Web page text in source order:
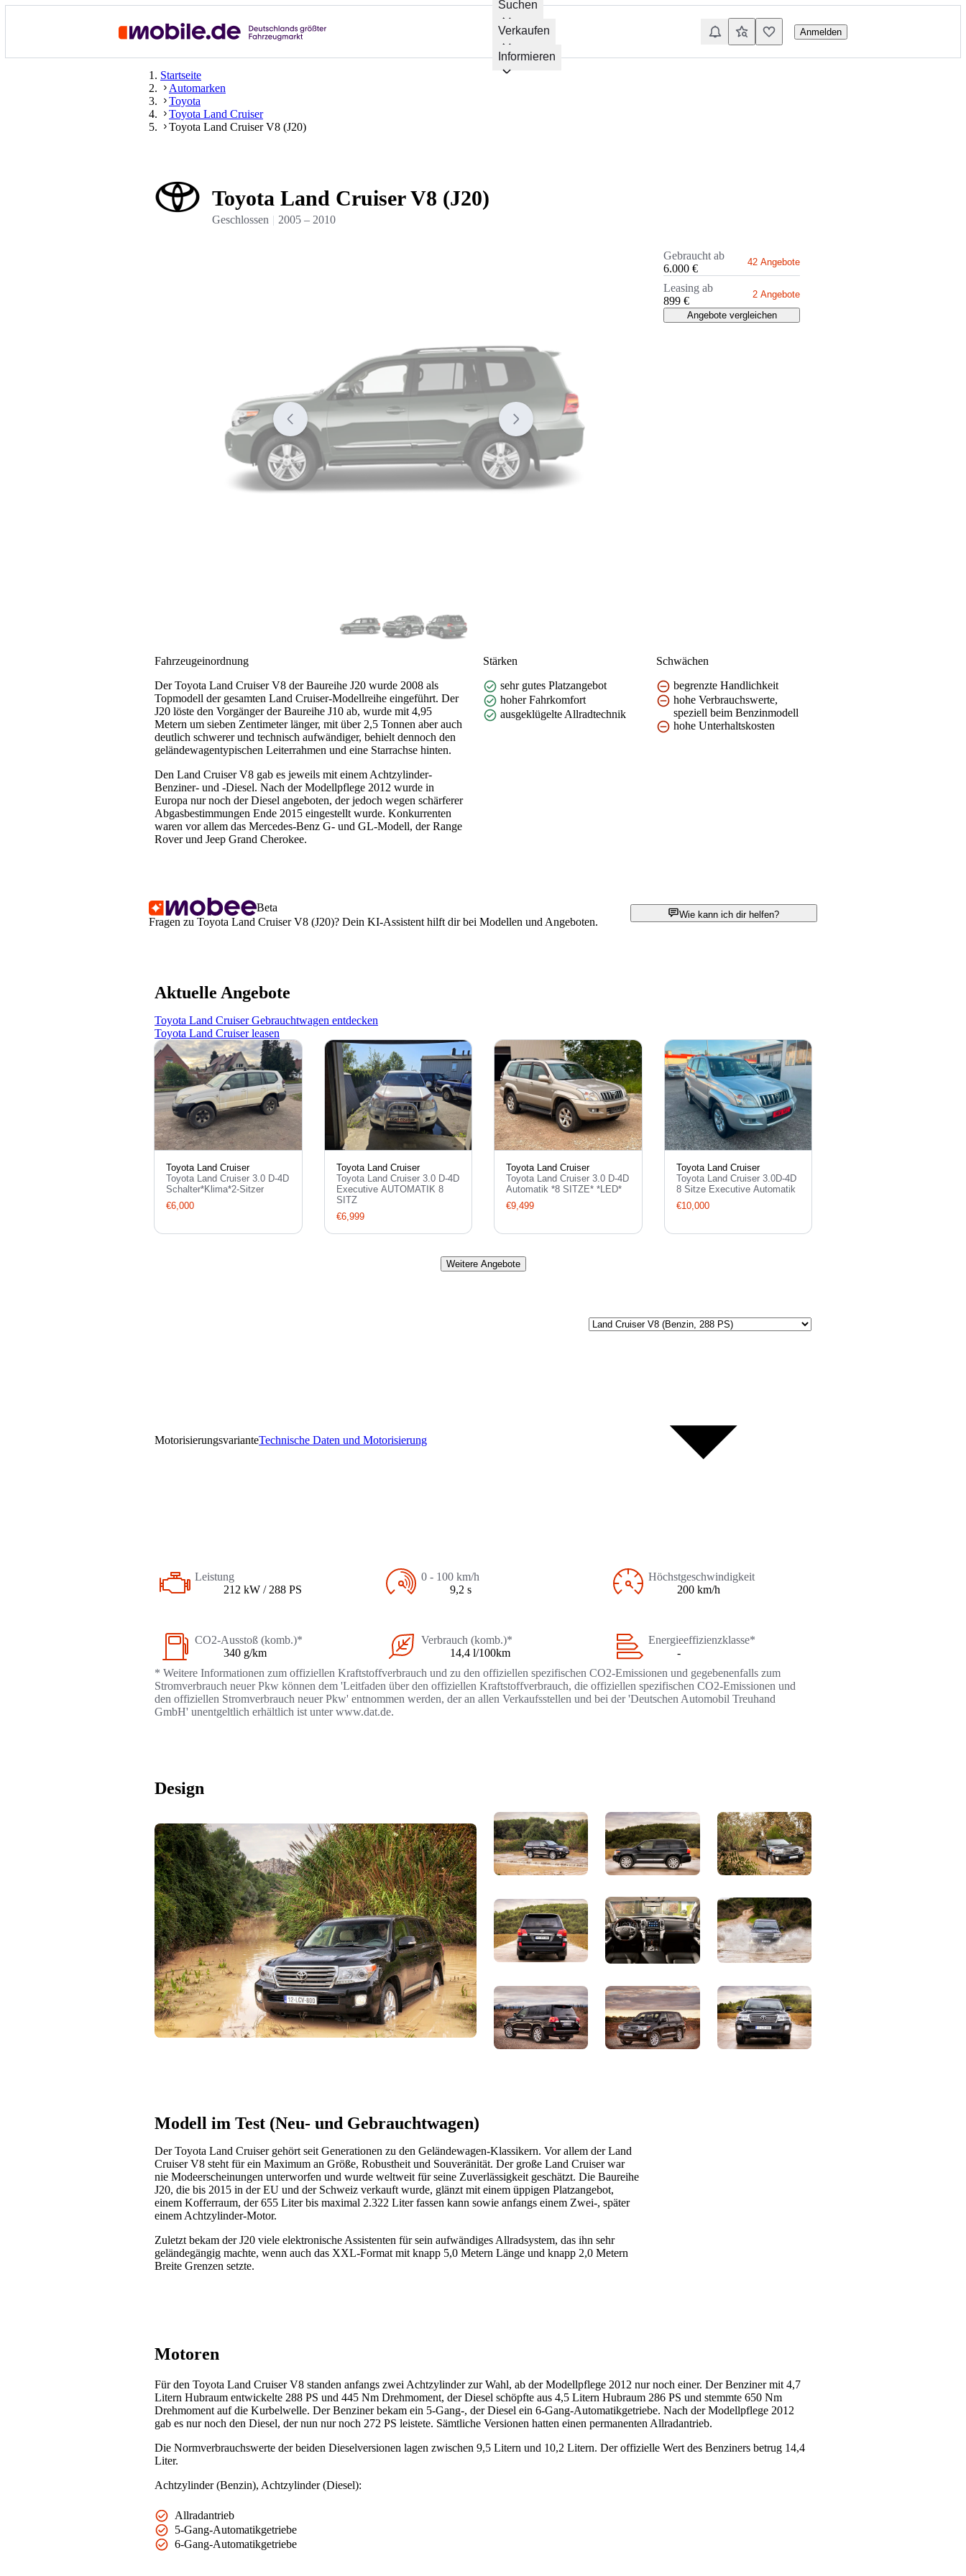
Suchen
Verkaufen
Informieren
Anmelden
Startseite
Automarken
Toyota
Toyota Land Cruiser
Toyota Land Cruiser V8 (J20)
Toyota Land Cruiser V8 (J20)
Geschlossen 2005– 2010
Gebraucht ab
6.000 €
42 Angebote
Leasing ab
899 €
2 Angebote
Angebote vergleichen
Fahrzeugeinordnung
Der Toyota Land Cruiser V8 der Baureihe J20 wurde 2008 als
Topmodell der gesamten Land Cruiser-Modellreihe eingeführt. Der
J20 löste den Vorgänger der Baureihe J10 ab, wurde mit 4,95
Metern um sieben Zentimeter länger, mit über 2,5 Tonnen aber auch
deutlich schwerer und technisch aufwändiger, behielt dennoch den
geländewagentypischen Leiterrahmen und eine Starrachse hinten.
Den Land Cruiser V8 gab es jeweils mit einem Achtzylinder-
Benziner- und -Diesel. Nach der Modellpflege 2012 wurde in
Europa nur noch der Diesel angeboten, der jedoch wegen schärferer
Abgasbestimmungen Ende 2015 eingestellt wurde. Konkurrenten
waren vor allem das Mercedes-Benz G- und GL-Modell, der Range
Rover und Jeep Grand Cherokee.
Stärken
sehr gutes Platzangebot
hoher Fahrkomfort
ausgeklügelte Allradtechnik
Schwächen
begrenzte Handlichkeit
hohe Verbrauchswerte,
speziell beim Benzinmodell
hohe Unterhaltskosten
Beta
Fragen zu Toyota Land Cruiser V8 (J20)? Dein KI-Assistent hilft dir bei Modellen und Angeboten.
Wie kann ich dir helfen?
Aktuelle Angebote
Toyota Land Cruiser Gebrauchtwagen entdecken
Toyota Land Cruiser leasen
Toyota Land Cruiser
Toyota Land Cruiser 3.0 D-4D
Schalter*Klima*2-Sitzer
€6,000
Toyota Land Cruiser
Toyota Land Cruiser 3.0 D-4D
Executive AUTOMATIK 8
SITZ
€6,999
Toyota Land Cruiser
Toyota Land Cruiser 3.0 D-4D
Automatik *8 SITZE* *LED*
€9,499
Toyota Land Cruiser
Toyota Land Cruiser 3.0D-4D
8 Sitze Executive Automatik
€10,000
Weitere Angebote
MotorisierungsvarianteTechnische Daten und Motorisierung
Leistung
212 kW / 288 PS
0 - 100 km/h
9,2 s
Höchstgeschwindigkeit
200 km/h
CO2-Ausstoß (komb.)*
340 g/km
Verbrauch (komb.)*
14,4 l/100km
Energieeffizienzklasse*
-
* Weitere Informationen zum offiziellen Kraftstoffverbrauch und zu den offiziellen spezifischen CO2-Emissionen und gegebenenfalls zum
Stromverbrauch neuer Pkw können dem 'Leitfaden über den offiziellen Kraftstoffverbrauch, die offiziellen spezifischen CO2-Emissionen und
den offiziellen Stromverbrauch neuer Pkw' entnommen werden, der an allen Verkaufsstellen und bei der 'Deutschen Automobil Treuhand
GmbH' unentgeltlich erhältlich ist unter www.dat.de.
Design
Modell im Test (Neu- und Gebrauchtwagen)
Der Toyota Land Cruiser gehört seit Generationen zu den Geländewagen-Klassikern. Vor allem der Land
Cruiser V8 steht für ein Maximum an Größe, Robustheit und Souveränität. Der große Land Cruiser war
nie Modeerscheinungen unterworfen und wurde weltweit für seine Zuverlässigkeit geschätzt. Die Baureihe
J20, die bis 2015 in der EU und der Schweiz verkauft wurde, glänzt mit einem üppigen Platzangebot,
einem Kofferraum, der 655 Liter bis maximal 2.322 Liter fassen kann sowie anfangs einem Zwei-, später
einem Achtzylinder-Motor.
Zuletzt bekam der J20 viele elektronische Assistenten für sein aufwändiges Allradsystem, das ihn sehr
geländegängig machte, wenn auch das XXL-Format mit knapp 5,0 Metern Länge und knapp 2,0 Metern
Breite Grenzen setzte.
Motoren
Für den Toyota Land Cruiser V8 standen anfangs zwei Achtzylinder zur Wahl, ab der Modellpflege 2012 nur noch einer. Der Benziner mit 4,7
Litern Hubraum entwickelte 288 PS und 445 Nm Drehmoment, der Diesel schöpfte aus 4,5 Litern Hubraum 286 PS und stemmte 650 Nm
Drehmoment auf die Kurbelwelle. Der Benziner bekam ein 5-Gang-, der Diesel ein 6-Gang-Automatikgetriebe. Nach der Modellpflege 2012
gab es nur noch den Diesel, der nun nur noch 272 PS leistete. Sämtliche Versionen hatten einen permanenten Allradantrieb.
Die Normverbrauchswerte der beiden Dieselversionen lagen zwischen 9,5 Litern und 10,2 Litern. Der offizielle Wert des Benziners betrug 14,4
Liter.
Achtzylinder (Benzin), Achtzylinder (Diesel):
Allradantrieb
5-Gang-Automatikgetriebe
6-Gang-Automatikgetriebe